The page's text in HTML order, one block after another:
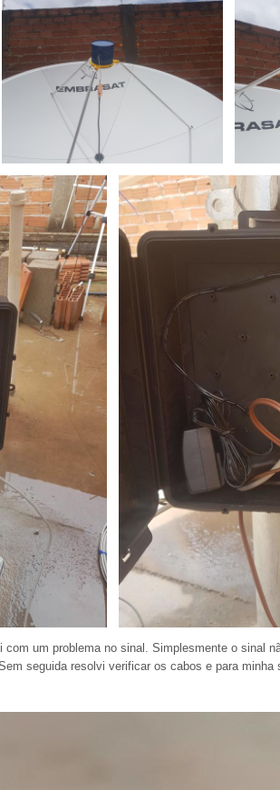
um problema no sinal. Simplesmente o sinal
seguida resolvi verificar os cabos e para